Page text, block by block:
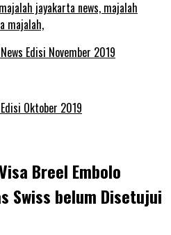
Edisi November 2019
Oktober 2019
Breel Embolo
Swiss belum Disetujui